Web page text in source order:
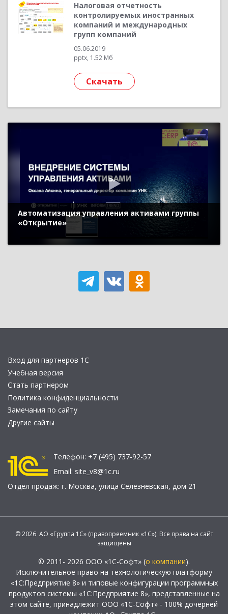
Налоговая отчетность
контролируемых иностранных
компаний и международных
групп компаний
05.06.2019
pptx, 1.52 Мб
Скачать
Автоматизация управления активами группы
«Открытие»
Вход для партнеров 1С
Учебная версия
Стать партнером
Политика конфиденциальности
Замечания по сайту
Другие сайты
Телефон: +7 (495) 737-92-57
Email: site_v8@1c.ru
Отдел продаж: г. Москва, улица Селезнёвская, дом 21
© 2026 АО «Группа 1С» (правопреемник «1С»). Все права на сайт
защищены
© 2011- 2026 ООО «1С-Софт» (о компании).
Исключительное право на технологическую платформу
«1С:Предприятие 8» и типовые конфигурации программных
продуктов системы «1С:Предприятие 8», представленные на
этом сайте, принадлежит ООО «1С-Софт» - 100% дочерней